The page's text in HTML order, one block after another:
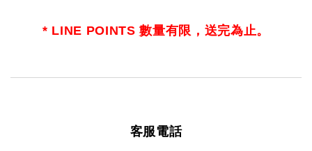
* LINE POINTS 數量有限，送完為止。
客服電話